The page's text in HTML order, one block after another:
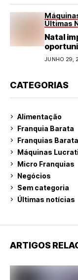
Últimas
Natal
do
JUNHO 29,
CATEGORIAS
Alimentação
Franquia Barata
Franquias
Máquinas
Micro Franquias
Negócios
Sem categoria
Últimas notícias
ARTIGOS